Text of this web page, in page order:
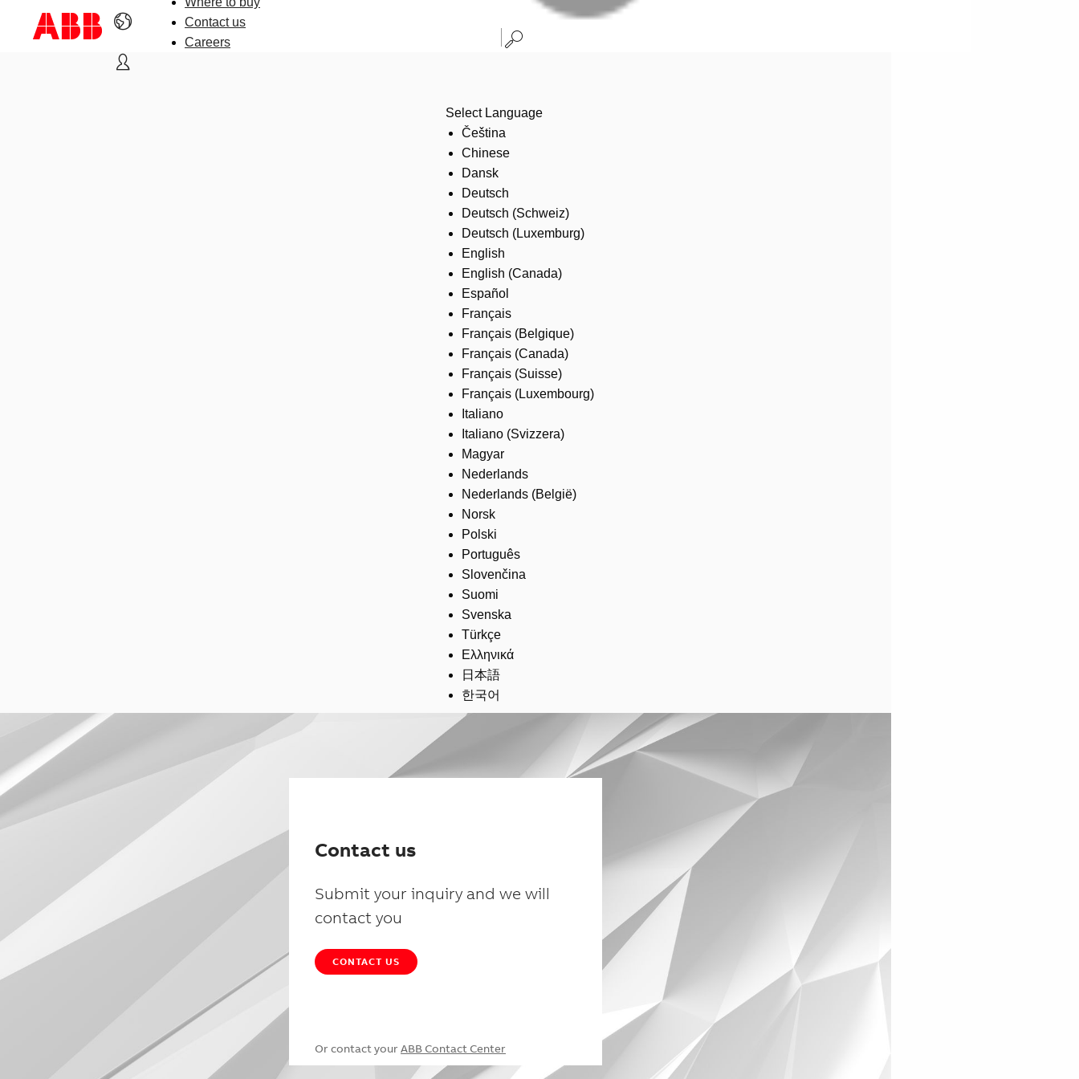
Contact us
Careers
Select Language
Čeština
Chinese
Dansk
Deutsch
Deutsch (Schweiz)
Deutsch (Luxemburg)
English
English (Canada)
Español
Français
Français (Belgique)
Français (Canada)
Français (Suisse)
Français (Luxembourg)
Italiano
Italiano (Svizzera)
Magyar
Nederlands
Nederlands (België)
Norsk
Polski
Português
Slovenčina
Suomi
Svenska
Türkçe
Ελληνικά
日本語
한국어
Contact us
Submit your inquiry and we will
contact you
CONTACT US
Or contact your ABB Contact Center